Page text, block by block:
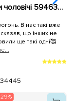
Кросівки чоловічі 594637 Сині
В нас такі вже
що інших не
ще такі одні🥰
4445